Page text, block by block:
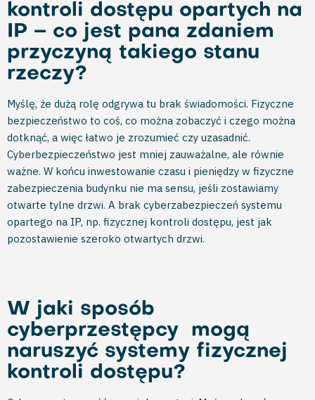
kontroli dostępu opartych na
IP – co jest pana zdaniem
przyczyną takiego stanu
rzeczy?
Myślę, że dużą rolę odgrywa tu brak świadomości. Fizyczne
bezpieczeństwo to coś, co można zobaczyć i czego można
dotknąć, a więc łatwo je zrozumieć czy uzasadnić.
Cyberbezpieczeństwo jest mniej zauważalne, ale równie
ważne. W końcu inwestowanie czasu i pieniędzy w fizyczne
zabezpieczenia budynku nie ma sensu, jeśli zostawiamy
otwarte tylne drzwi. A brak cyberzabezpieczeń systemu
opartego na IP, np. fizycznej kontroli dostępu, jest jak
pozostawienie szeroko otwartych drzwi.
W jaki sposób
cyberprzestępcy mogą
naruszyć systemy fizycznej
kontroli dostępu?